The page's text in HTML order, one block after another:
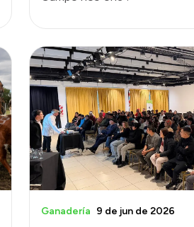
Ganadería 9 de jun de 2026